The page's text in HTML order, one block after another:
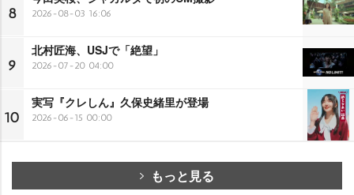
8 2026-08-03 16:06
9
北村匠海、USJで「絶望」
2026-07-20 04:00
10
実写『クレしん』久保史緒里が登場
2026-06-15 00:00
もっと見る